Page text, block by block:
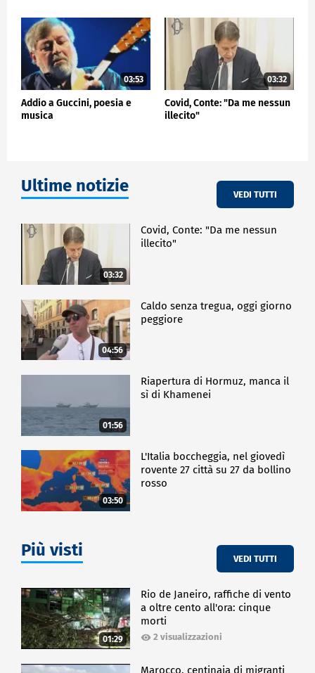
03:53
Addio a Guccini, poesia e
musica
03:32
Covid, Conte: "Da me nessun
illecito"
Ultime notizie VEDI TUTTI
03:32
Covid, Conte: "Da me nessun
illecito"
04:56
Caldo senza tregua, oggi giorno
peggiore
01:56
Riapertura di Hormuz, manca il
sì di Khamenei
03:50
L'Italia boccheggia, nel giovedì
rovente 27 città su 27 da bollino
rosso
Più visti VEDI TUTTI
01:29
Rio de Janeiro, raffiche di vento
a oltre cento all'ora: cinque
morti
2 visualizzazioni
Marocco, centinaia di migranti